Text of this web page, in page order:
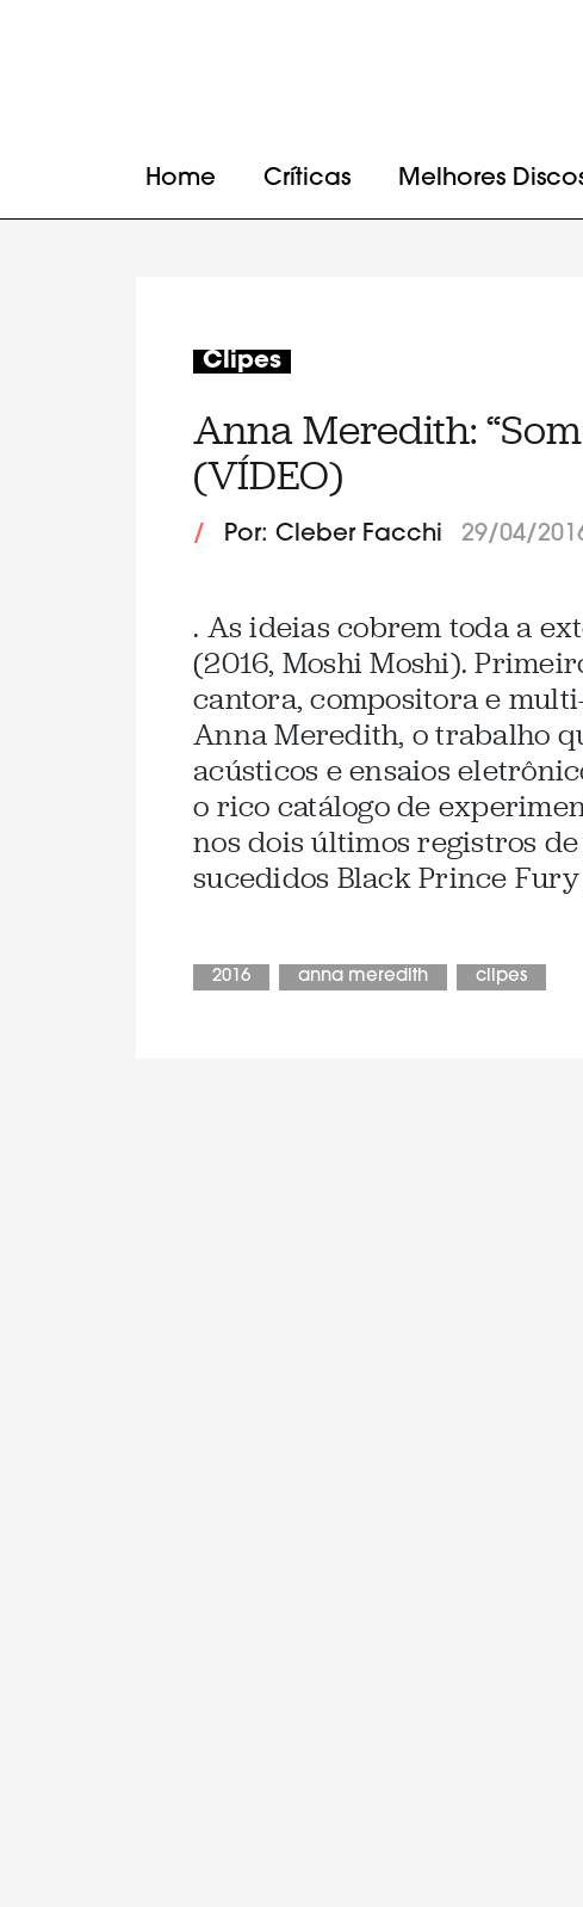
Home Críticas Melhores
Clipes
Anna Meredith:
(VÍDEO)
/ Por: Cleber Facchi 29/04/
. As ideias cobrem toda a
(2016, Moshi Moshi).
cantora, compositora e
Anna Meredith, o trabalho
acústicos e ensaios
o rico catálogo de
nos dois últimos registros
sucedidos Black Prince
2016 anna meredith clipes